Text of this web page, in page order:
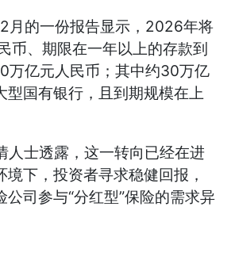
的一份报告显示，2026年将
币、期限在一年以上的存款到
万亿元人民币；其中约30万亿
型国有银行，且到期规模在上
士透露，这一转向已经在进
下，投资者寻求稳健回报，
公司参与“分红型”保险的需求异